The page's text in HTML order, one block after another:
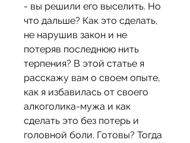
- вы решили его выселить. Но
что дальше? Как это сделать,
не нарушив закон и не
потеряв последнюю нить
терпения? В этой статье я
расскажу вам о своем опыте,
как я избавилась от своего
алкоголика-мужа и как
сделать это без потерь и
головной боли. Готовы? Тогда